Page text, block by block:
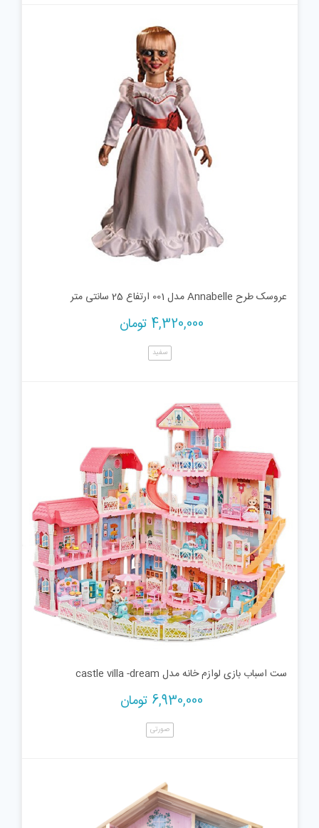
عروسک طرح Annabelle مدل 001 ارتفاع 25 سانتی متر
4,320,000 تومان
سفید
ست اسباب بازی لوازم خانه مدل castle villa -dream
6,930,000 تومان
صورتی